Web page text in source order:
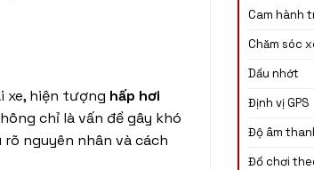
xe, hiện tượng hấp hơi
chỉ là vấn đề gây khó
nguyên nhân và cách
Cam hành
Chăm sóc
Dầu nhớt
Định vị GPS
Độ âm
Đồ chơi